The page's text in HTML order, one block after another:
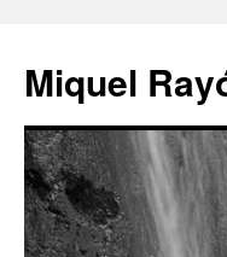
Miquel